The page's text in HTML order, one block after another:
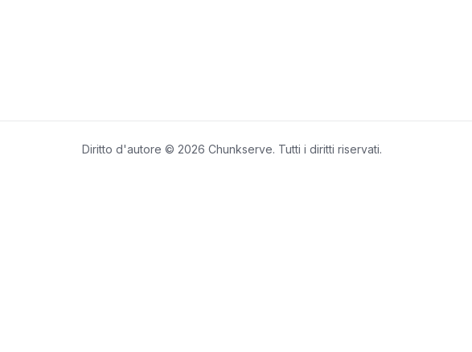
Diritto d'autore © 2026 Chunkserve. Tutti i diritti riservati.